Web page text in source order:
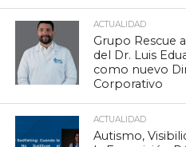
ACTUALIDAD
Grupo Rescue
del Dr. Luis
como nuevo
Corporativo
ACTUALIDAD
Autismo,